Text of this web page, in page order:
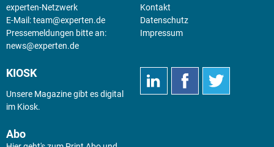
experten-Netzwerk
E-Mail:team@experten.de
Pressemeldungen bitte an:
news@experten.de
Kontakt
Datenschutz
Impressum
KIOSK
Unsere Magazine gibt es digital
im Kiosk.
Abo